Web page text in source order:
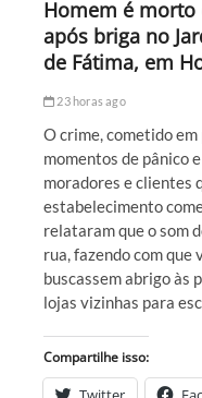
Homem é
após briga no
de Fátima, em
23 horas ago
O crime, cometido
momentos de pânico
moradores e clientes
estabelecimento
relataram que o som
rua, fazendo com que
buscassem abrigo às
lojas vizinhas para
Compartilhe isso: